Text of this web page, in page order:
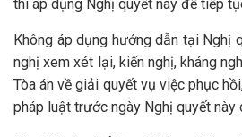
thì áp dụng Nghị quyết này để tiếp
Không áp dụng hướng dẫn tại Nghị
nghị xem xét lại, kiến nghị, kháng
Tòa án về giải quyết vụ việc phục
pháp luật trước ngày Nghị quyết này